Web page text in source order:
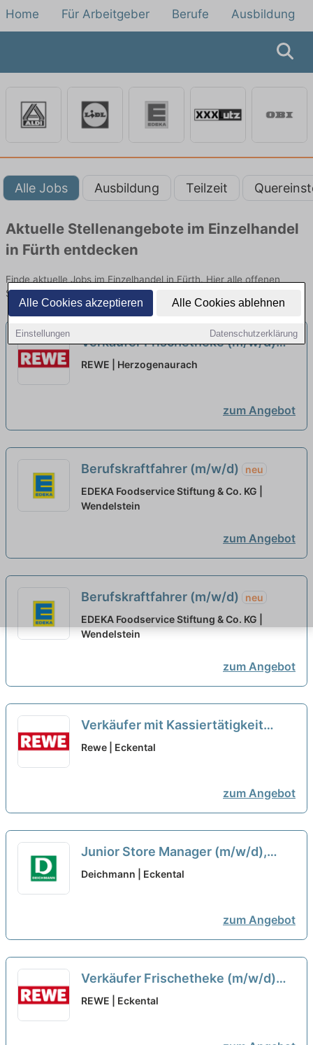
Alle Cookies akzeptieren Alle Cookies ablehnen
Einstellungen Datenschutzerklärung
Home Für Arbeitgeber Berufe Ausbildung
Alle Jobs Ausbildung Teilzeit
Aktuelle Stellenangebote im Einzelhandel
in Fürth entdecken
Finde aktuelle Jobs im Einzelhandel in Fürth. Hier alle offenen
Stellenangebote im Verkauf, Vertrieb und Handel vergleichen.
Verkäufer Frischetheke (m/w/d)
neu
REWE | Herzogenaurach
zum Angebot
Berufskraftfahrer (m/w/d)
neu
EDEKA Foodservice Stiftung & Co. KG |
Wendelstein
zum Angebot
Berufskraftfahrer (m/w/d)
neu
EDEKA Foodservice Stiftung & Co. KG |
Wendelstein
zum Angebot
Verkäufer mit Kassiertätigkeit
(m/w/d)
Rewe | Eckental
zum Angebot
Junior Store Manager (m/w/d),
Großraum Erlangen
Deichmann | Eckental
zum Angebot
Verkäufer Frischetheke (m/w/d)
neu
REWE | Eckental